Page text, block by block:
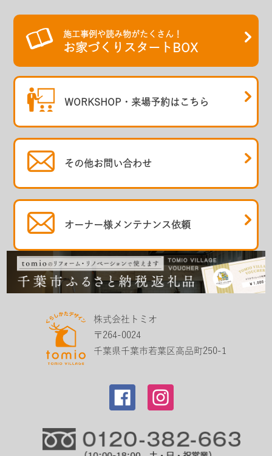
施工事例や読み物がたくさん！
お家づくりスタートBOX
WORKSHOP・ 来場予約はこちら
その他お問い合わせ
オーナー様メンテナンス依頼
株式会社トミオ
〒264-0024
千葉県千葉市若葉区高品町250-1